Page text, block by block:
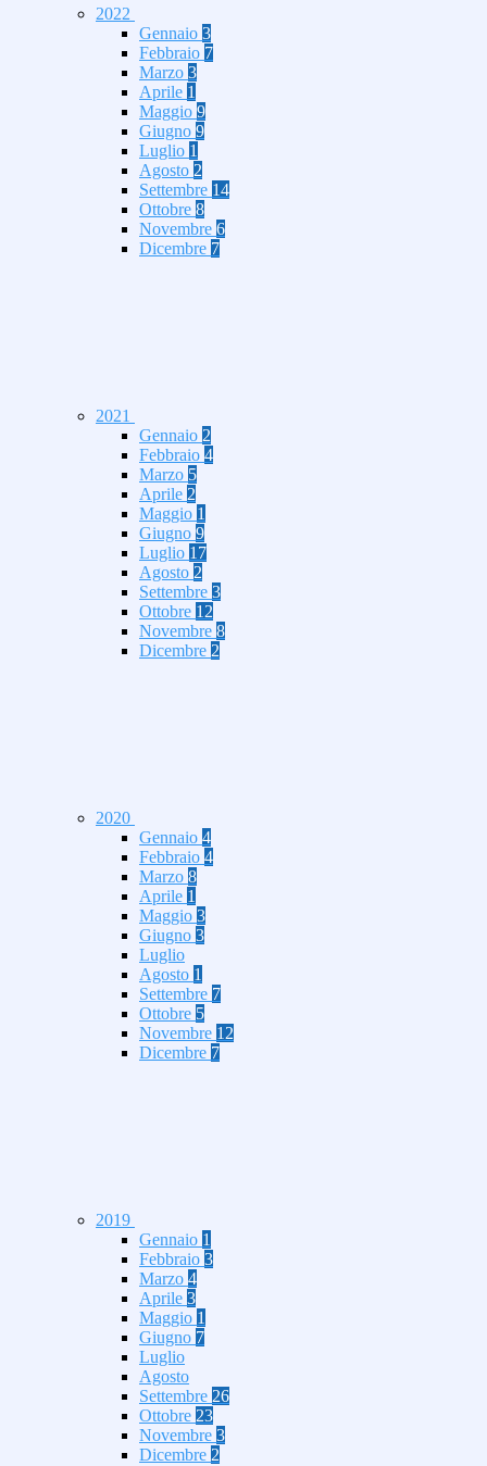
2022
Gennaio 3
Febbraio 7
Marzo 3
Aprile 1
Maggio 9
Giugno 9
Luglio 1
Agosto 2
Settembre 14
Ottobre 8
Novembre 6
Dicembre 7
2021
Gennaio 2
Febbraio 4
Marzo 5
Aprile 2
Maggio 1
Giugno 9
Luglio 17
Agosto 2
Settembre 3
Ottobre 12
Novembre 8
Dicembre 2
2020
Gennaio 4
Febbraio 4
Marzo 8
Aprile 1
Maggio 3
Giugno 3
Luglio
Agosto 1
Settembre 7
Ottobre 5
Novembre 12
Dicembre 7
2019
Gennaio 1
Febbraio 3
Marzo 4
Aprile 3
Maggio 1
Giugno 7
Luglio
Agosto
Settembre 26
Ottobre 23
Novembre 3
Dicembre 2